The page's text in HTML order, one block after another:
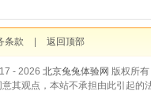
条款 返回顶部
- 2026 北京兔兔体验网 版权所有
其观点，本站不承担由此引起的